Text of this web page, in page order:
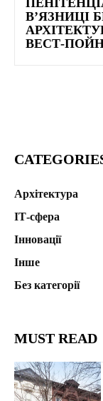
В’ЯЗНИЦІ
ВЕСТ-
Архітектура
ІТ-сфера
Інновації
Інше
Без категорії
MUST READ